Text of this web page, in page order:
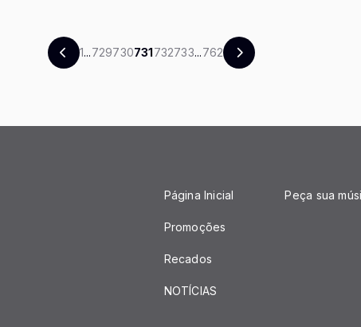
1...729730731732733...762
Página Inicial
Promoções
Recados
NOTÍCIAS
Peça sua